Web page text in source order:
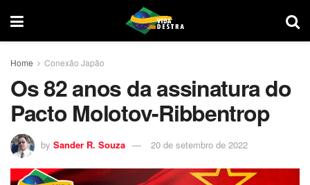
Home Conexão Japão
Os 82 anos da assinatura do
Pacto Molotov-Ribbentrop
by Sander R. Souza 20 de setembro de 2022